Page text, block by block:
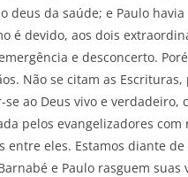
deus da saúde; e Paulo
é devido, aos dois
e desconcerto.
Não se citam as Escrituras,
ao Deus vivo e verdadeiro,
pelos evangelizadores com
eles. Estamos diante
e Paulo rasguem suas